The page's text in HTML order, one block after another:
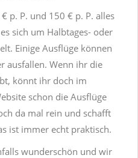
p. P. und 150 € p. P. alles
sich um Halbtages- oder
Einige Ausflüge können
ausfallen. Wenn ihr die
könnt ihr doch im
schon die Ausflüge
da mal rein und schafft
ist immer echt praktisch.
wunderschön und wir